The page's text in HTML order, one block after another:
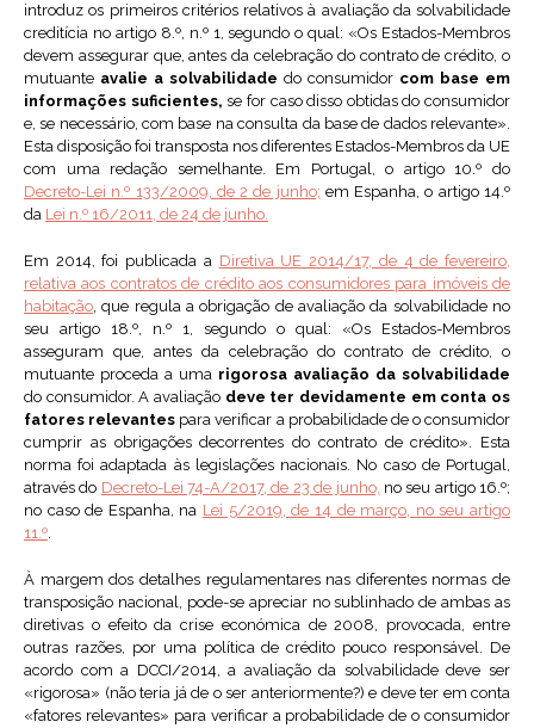
introduz os primeiros critérios relativos à avaliação da solvabilidade
creditícia no artigo 8.º, n.º 1, segundo o qual: «Os Estados-Membros
devem assegurar que, antes da celebração do contrato de crédito, o
mutuante avalie a solvabilidade do consumidor com base em
informações suficientes,se for caso disso obtidas do consumidor
e, se necessário, com base na consulta da base de dados relevante».
Esta disposição foi transposta nos diferentes Estados-Membros da UE
com uma redação semelhante. Em Portugal, o artigo 10.º do
Decreto-Lei n.º 133/2009, de 2 de junho; em Espanha, o artigo 14.º
da Lei n.º 16/2011, de 24 de junho.
Em 2014, foi publicada a Diretiva UE 2014/17, de 4 de fevereiro,
relativa aos contratos de crédito aos consumidores para imóveis de
habitação, que regula a obrigação de avaliação da solvabilidade no
seu artigo 18.º, n.º 1, segundo o qual: «Os Estados-Membros
asseguram que, antes da celebração do contrato de crédito, o
mutuante proceda a uma rigorosa avaliação da solvabilidade
do consumidor. A avaliação deve ter devidamente em conta os
fatores relevantes para verificar a probabilidade de o consumidor
cumprir as obrigações decorrentes do contrato de crédito». Esta
norma foi adaptada às legislações nacionais. No caso de Portugal,
através do Decreto-Lei 74-A/2017, de 23 de junho, no seu artigo 16.º;
no caso de Espanha, na Lei 5/2019, de 14 de março, no seu artigo
11.º.
À margem dos detalhes regulamentares nas diferentes normas de
transposição nacional, pode-se apreciar no sublinhado de ambas as
diretivas o efeito da crise económica de 2008, provocada, entre
outras razões, por uma política de crédito pouco responsável. De
acordo com a DCCI/2014, a avaliação da solvabilidade deve ser
«rigorosa» (não teria já de o ser anteriormente?) e deve ter em conta
«fatores relevantes» para verificar a probabilidade de o consumidor